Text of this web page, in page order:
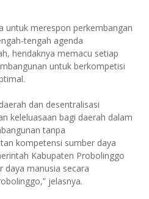
untuk merespon perkembangan
tengah agenda
hendaknya memacu setiap
untuk berkompetisi
dan desentralisasi
keleluasaan bagi daerah dalam
tanpa
kompetensi sumber daya
Kabupaten Probolinggo
daya manusia secara
jelasnya.